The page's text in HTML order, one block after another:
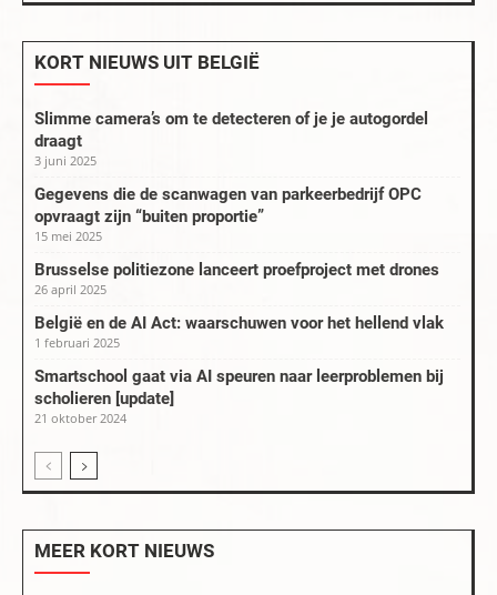
KORT NIEUWS UIT BELGIË
Slimme camera’s om te detecteren of je je autogordel
draagt
3 juni 2025
Gegevens die de scanwagen van parkeerbedrijf OPC
opvraagt zijn “buiten proportie”
15 mei 2025
Brusselse politiezone lanceert proefproject met drones
26 april 2025
België en de AI Act: waarschuwen voor het hellend vlak
1 februari 2025
Smartschool gaat via AI speuren naar leerproblemen bij
scholieren [update]
21 oktober 2024
MEER KORT NIEUWS